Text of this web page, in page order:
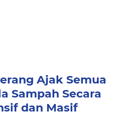
Ajak Semua
Sampah Secara
dan Masif